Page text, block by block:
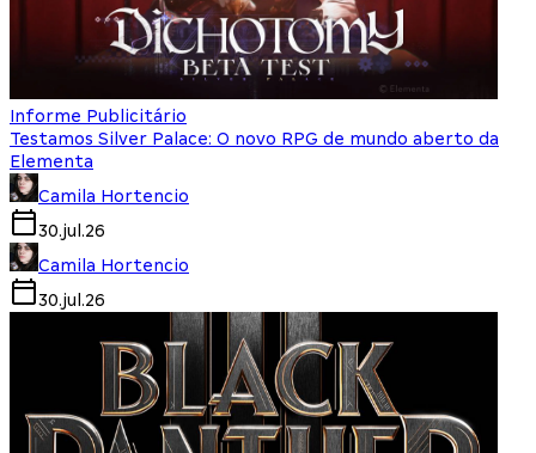
Informe Publicitário
Testamos Silver Palace: O novo RPG de mundo aberto da
Elementa
Camila Hortencio
30.jul.26
Camila Hortencio
30.jul.26